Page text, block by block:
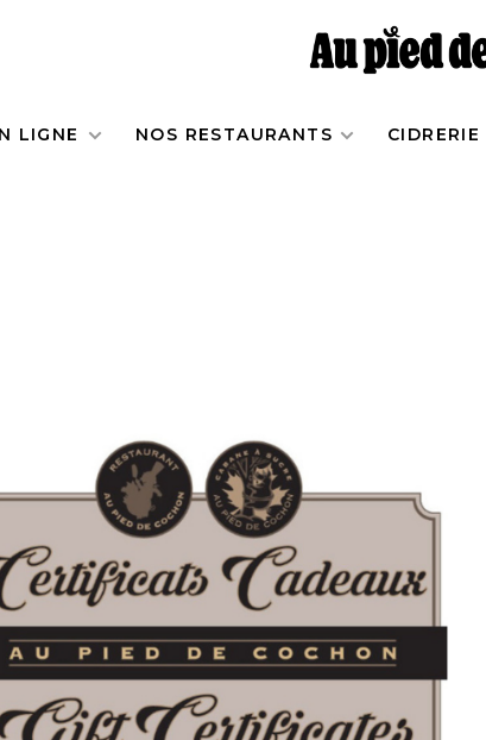
LIGNE NOS RESTAURANTS CIDRERIE